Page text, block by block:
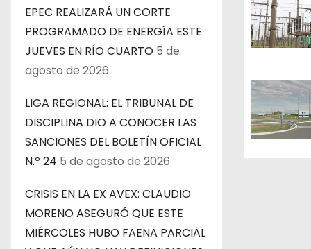
EPEC REALIZARÁ UN CORTE
PROGRAMADO DE ENERGÍA ESTE
JUEVES EN RÍO CUARTO 5 de
agosto de 2026
LIGA REGIONAL: EL TRIBUNAL DE
DISCIPLINA DIO A CONOCER LAS
SANCIONES DEL BOLETÍN OFICIAL
N.º 24 5 de agosto de 2026
CRISIS EN LA EX AVEX: CLAUDIO
MORENO ASEGURÓ QUE ESTE
MIÉRCOLES HUBO FAENA PARCIAL
n
d
e
e
n